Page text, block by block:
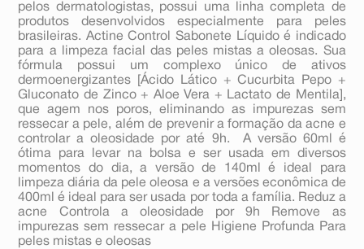
pelos dermatologistas, possui uma linha completa de
produtos desenvolvidos especialmente para peles
brasileiras. Actine Control Sabonete Líquido é indicado
para a limpeza facial das peles mistas a oleosas. Sua
fórmula possui um complexo único de ativos
dermoenergizantes [Ácido Lático + Cucurbita Pepo +
Gluconato de Zinco + Aloe Vera + Lactato de Mentila],
que agem nos poros, eliminando as impurezas sem
ressecar a pele, além de prevenir a formação da acne e
controlar a oleosidade por até 9h. A versão 60ml é
ótima para levar na bolsa e ser usada em diversos
momentos do dia, a versão de 140ml é ideal para
limpeza diária da pele oleosa e a versões econômica de
400ml é ideal para ser usada por toda a família. Reduz a
acne Controla a oleosidade por 9h Remove as
impurezas sem ressecar a pele Higiene Profunda Para
peles mistas e oleosas